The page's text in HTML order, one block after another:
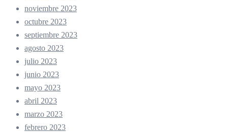
noviembre 2023
octubre 2023
septiembre 2023
agosto 2023
julio 2023
junio 2023
mayo 2023
abril 2023
marzo 2023
febrero 2023